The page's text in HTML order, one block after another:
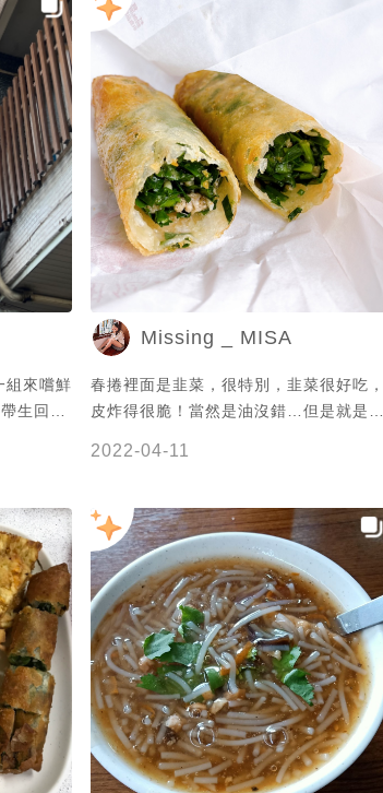
組來嚐鮮
生回家
Missing _ MISA
春捲裡面是韭菜，很特別，韭菜很好吃，
皮炸得很脆！當然是油沒錯…但是就是好
2022-04-11